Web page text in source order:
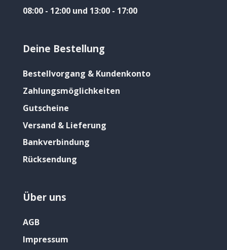
08:00 - 12:00 und 13:00 - 17:00
Deine Bestellung
Bestellvorgang & Kundenkonto
Zahlungsmöglichkeiten
Gutscheine
Versand & Lieferung
Bankverbindung
Rücksendung
Über uns
AGB
Impressum